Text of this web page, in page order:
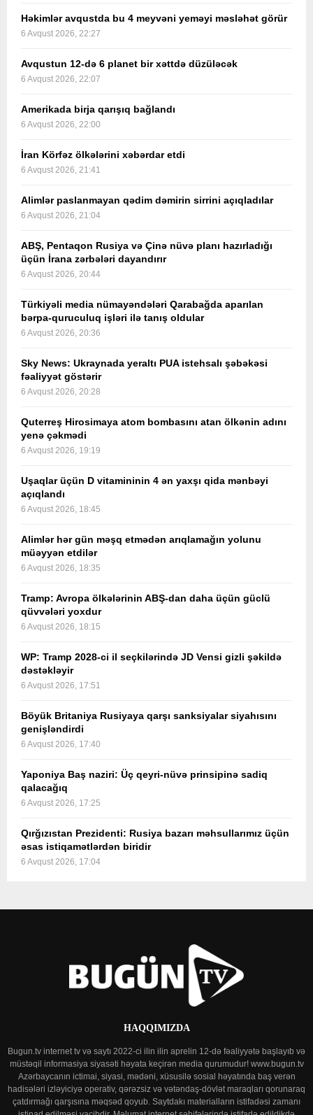
Həkimlər avqustda bu 4 meyvəni yeməyi məsləhət görür
6 Avqust 2026, 22:27
Avqustun 12-də 6 planet bir xəttdə düzüləcək
6 Avqust 2026, 22:07
Amerikada birja qarışıq bağlandı
6 Avqust 2026, 22:00
İran Körfəz ölkələrini xəbərdar etdi
6 Avqust 2026, 21:41
Alimlər paslanmayan qədim dəmirin sirrini açıqladılar
6 Avqust 2026, 21:04
ABŞ, Pentaqon Rusiya və Çinə nüvə planı hazırladığı
üçün İrana zərbələri dayandırır
6 Avqust 2026, 20:44
Türkiyəli media nümayəndələri Qarabağda aparılan
bərpa-quruculuq işləri ilə tanış oldular
6 Avqust 2026, 20:36
Sky News: Ukraynada yeraltı PUA istehsalı şəbəkəsi
fəaliyyət göstərir
6 Avqust 2026, 20:28
Quterreş Hirosimaya atom bombasını atan ölkənin adını
yenə çəkmədi
6 Avqust 2026, 19:19
Uşaqlar üçün D vitamininin 4 ən yaxşı qida mənbəyi
açıqlandı
6 Avqust 2026, 18:45
Alimlər hər gün məşq etmədən arıqlamağın yolunu
müəyyən etdilər
6 Avqust 2026, 18:35
Tramp: Avropa ölkələrinin ABŞ-dan daha üçün güclü
qüvvələri yoxdur
6 Avqust 2026, 18:15
WP: Tramp 2028-ci il seçkilərində JD Vensi gizli şəkildə
dəstəkləyir
6 Avqust 2026, 17:51
Böyük Britaniya Rusiyaya qarşı sanksiyalar siyahısını
genişləndirdi
6 Avqust 2026, 17:40
Yaponiya Baş naziri: Üç qeyri-nüvə prinsipinə sadiq
qalacağıq
6 Avqust 2026, 17:25
Qırğızıstan Prezidenti: Rusiya bazarı məhsullarımız üçün
əsas istiqamətlərdən biridir
6 Avqust 2026, 17:04
HAQQIMIZDA
Bugun.tv internet tv və saytı 2022-ci ilin ilin aprelin 12-də fəaliyyətə başlayıb və
müstəqil informasiya siyasəti həyata keçirən media qurumudur! www.bugun.tv
Azərbaycanın ictimai, siyasi, mədəni, xüsusilə sosial həyatında baş verən
hadisələri izləyiciyə operativ, qərəzsiz və vətəndaş-dövlət maraqları qorunaraq
çatdırmağı qarşısına məqsəd qoyub. Saytdakı materialların istifadəsi zamanı